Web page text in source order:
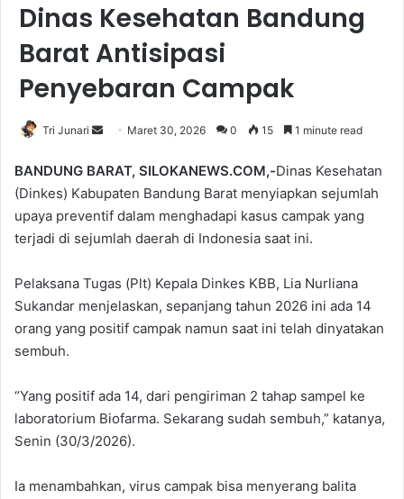
Dinas Kesehatan Bandung
Barat Antisipasi
Penyebaran Campak
Tri Junari
Send
email
Maret 30, 2026 0 15 1 minute read
BANDUNG BARAT, SILOKANEWS.COM,-Dinas Kesehatan
(Dinkes) Kabupaten Bandung Barat menyiapkan sejumlah
upaya preventif dalam menghadapi kasus campak yang
terjadi di sejumlah daerah di Indonesia saat ini.
Pelaksana Tugas (Plt) Kepala Dinkes KBB, Lia Nurliana
Sukandar menjelaskan, sepanjang tahun 2026 ini ada 14
orang yang positif campak namun saat ini telah dinyatakan
sembuh.
“Yang positif ada 14, dari pengiriman 2 tahap sampel ke
laboratorium Biofarma. Sekarang sudah sembuh,” katanya,
Senin (30/3/2026).
Ia menambahkan, virus campak bisa menyerang balita